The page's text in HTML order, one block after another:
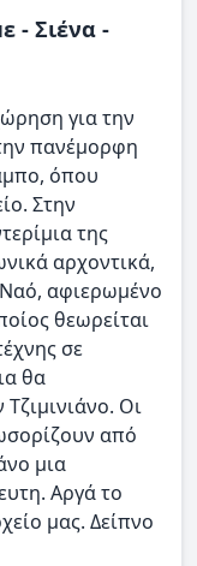
- Σιένα -
για την
πανέμορφη
όπου
Στην
της
αρχοντικά,
Ναό, αφιερωμένο
θεωρείται
σε
θα
Οι
από
μια
Αργά το
μας. Δείπνο